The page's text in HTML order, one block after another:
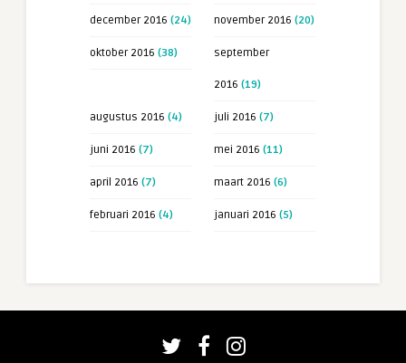
december 2016 (24) november 2016 (20)
oktober 2016 (38) september
2016 (19)
augustus 2016 (4) juli 2016 (7)
juni 2016 (7) mei 2016 (11)
april 2016 (7) maart 2016 (6)
februari 2016 (4) januari 2016 (5)